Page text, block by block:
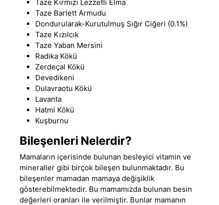
Taze Kırmızı Lezzetli Elma
Taze Barlett Armudu
Dondurularak-Kurutulmuş Sığır Ciğeri (0.1%)
Taze Kızılcık
Taze Yaban Mersini
Radika Kökü
Zerdeçal Kökü
Devedikeni
Dulavraotu Kökü
Lavanta
Hatmi Kökü
Kuşburnu
Bileşenleri Nelerdir?
Mamaların içerisinde bulunan besleyici vitamin ve
mineraller gibi birçok bileşen bulunmaktadır. Bu
bileşenler mamadan mamaya değişiklik
gösterebilmektedir. Bu mamamızda bulunan besin
değerleri oranları ile verilmiştir. Bunlar mamanın